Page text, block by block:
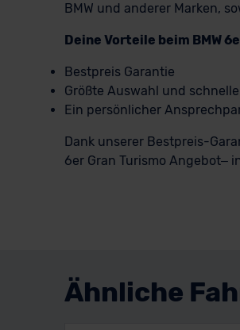
BMW und anderer Marken,
Deine Vorteile beim BMW
Bestpreis Garantie
Größte Auswahl und
Ein persönlicher
Dank unserer Bestpreis-
6er Gran Turismo Angebot–
Ähnliche